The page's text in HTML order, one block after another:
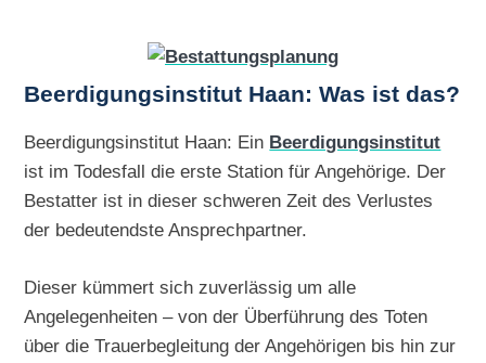
Beerdigungsinstitut Haan: Was ist das?
Beerdigungsinstitut Haan: Ein Beerdigungsinstitut
ist im Todesfall die erste Station für Angehörige. Der
Bestatter ist in dieser schweren Zeit des Verlustes
der bedeutendste Ansprechpartner.
Dieser kümmert sich zuverlässig um alle
Angelegenheiten – von der Überführung des Toten
über die Trauerbegleitung der Angehörigen bis hin zur